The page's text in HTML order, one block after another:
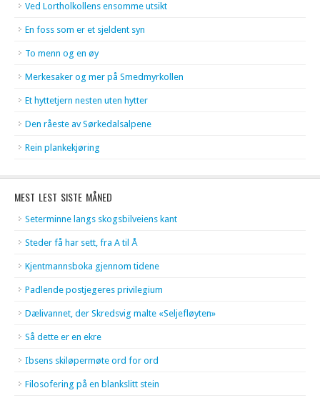
Ved Lortholkollens ensomme utsikt
En foss som er et sjeldent syn
To menn og en øy
Merkesaker og mer på Smedmyrkollen
Et hyttetjern nesten uten hytter
Den råeste av Sørkedalsalpene
Rein plankekjøring
MEST LEST SISTE MÅNED
Seterminne langs skogsbilveiens kant
Steder få har sett, fra A til Å
Kjentmannsboka gjennom tidene
Padlende postjegeres privilegium
Dælivannet, der Skredsvig malte «Seljefløyten»
Så dette er en ekre
Ibsens skiløpermøte ord for ord
Filosofering på en blankslitt stein